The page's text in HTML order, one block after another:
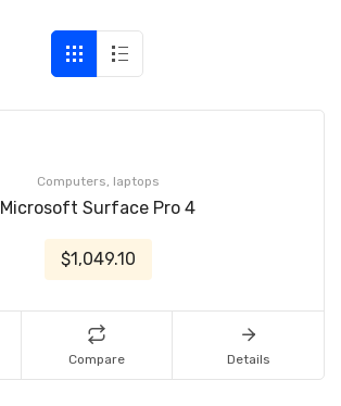
Computers, laptops
Microsoft Surface Pro 4
$1,049.10
Compare Details